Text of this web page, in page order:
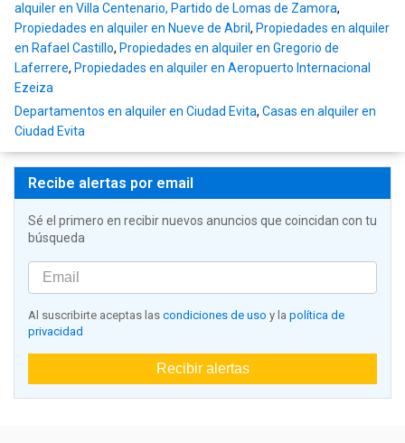
alquiler en Villa Centenario, Partido de Lomas de Zamora,
Propiedades en alquiler en Nueve de Abril , Propiedades en alquiler
en Rafael Castillo, Propiedades en alquiler en Gregorio de
Laferrere, Propiedades en alquiler en Aeropuerto Internacional
Ezeiza
Departamentos en alquiler en Ciudad Evita, Casas en alquiler en
Ciudad Evita
Recibe alertas por email
Sé el primero en recibir nuevos anuncios que coincidan con tu
búsqueda
Al suscribirte aceptas las condiciones de uso y la política de
privacidad
Recibir alertas